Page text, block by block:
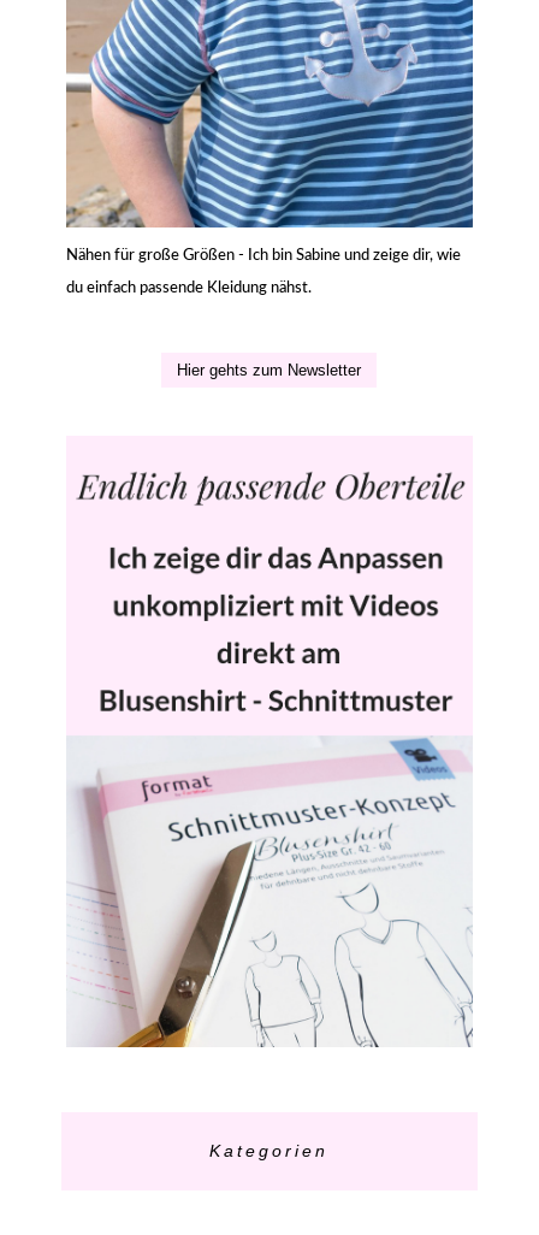
Nähen für große Größen - Ich bin Sabine und zeige dir, wie
du einfach passende Kleidung nähst.
Hier gehts zum Newsletter
Kategorien